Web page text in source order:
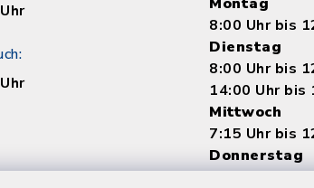
8:00 Uhr bis
Dienstag
8:00 Uhr bis
14:00 Uhr bis
Mittwoch
7:15 Uhr bis
Donnerstag
8:00 Uhr bis